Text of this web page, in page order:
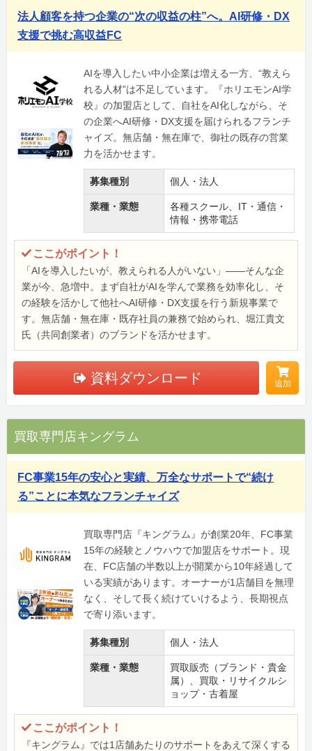
法人顧客を持つ企業の“次の収益の柱”へ。AI研修・DX
支援で挑む高収益FC
AIを導入したい中小企業は増える一方、“教えら
れる人材”は不足しています。『ホリエモンAI学
校』の加盟店として、自社をAI化しながら、そ
の企業へAI研修・DX支援を届けられるフランチ
ャイズ。無店舗・無在庫で、御社の既存の営業
力を活かせます。
募集種別 個人・法人
業種・業態
各種スクール、IT・通信・
情報・携帯電話
ここがポイント！
「AIを導入したいが、教えられる人がいない」——そんな企
業が今、急増中。まず自社がAIを学んで業務を効率化し、そ
の経験を活かして他社へAI研修・DX支援を行う新規事業で
す。無店舗・無在庫・既存社員の兼務で始められ、堀江貴文
氏（共同創業者）のブランドを活かせます。
資料ダウンロード 追加
買取専門店キングラム
FC事業15年の安心と実績、万全なサポートで“続け
る”ことに本気なフランチャイズ
買取専門店『キングラム』が創業20年、FC事業
15年の経験とノウハウで加盟店をサポート。現
在、FC店舗の半数以上が開業から10年経過して
いる実績があります。オーナーが1店舗目を無理
なく、そして長く続けていけるよう、長期視点
で寄り添います。
募集種別 個人・法人
業種・業態
買取販売（ブランド・貴金
属）、買取・リサイクルシ
ョップ・古着屋
ここがポイント！
『キングラム』では1店舗あたりのサポートをあえて深くする